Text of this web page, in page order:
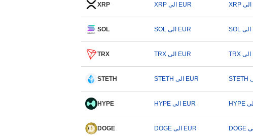
XRP XRP الى EUR
SOL SOL الى EUR
TRX TRX الى EUR
STETH STETH الى EUR
HYPE HYPE الى EUR
DOGE DOGE الى EUR